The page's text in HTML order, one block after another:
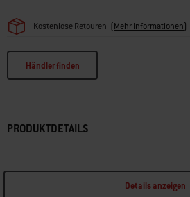
Kostenlose Retouren (Mehr Informationen)
Händler finden
PRODUKTDETAILS
Details anzeigen